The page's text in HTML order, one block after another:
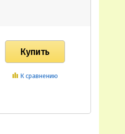
К сравнению